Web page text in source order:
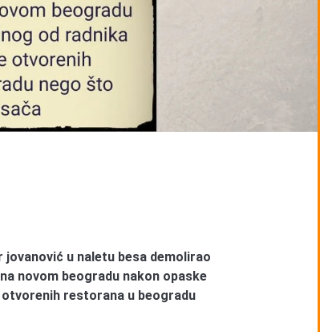
u naletu besa demolirao
novom beogradu nakon opaske
restorana u beogradu